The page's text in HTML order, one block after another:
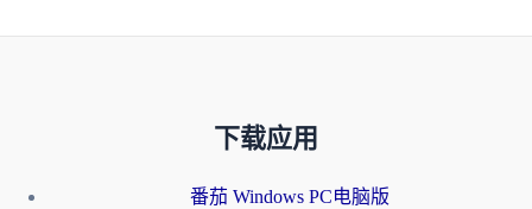
下载应用
番茄 Windows PC电脑版